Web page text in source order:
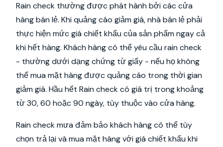
Rain check thường được phát hành bởi các cửa
hàng bán lẻ. Khi quảng cáo giảm giá, nhà bán lẻ phải
thực hiện mức giá chiết khấu của sản phẩm ngay cả
khi hết hàng. Khách hàng có thể yêu cầu rain check
- thường dưới dạng chứng từ giấy - nếu họ không
thể mua mặt hàng được quảng cáo trong thời gian
giảm giá. Hầu hết Rain check có giá trị trong khoảng
từ 30, 60 hoặc 90 ngày, tùy thuộc vào cửa hàng.
Rain check mưa đảm bảo khách hàng có thể tùy
chọn trả lại và mua mặt hàng với giá chiết khấu khi